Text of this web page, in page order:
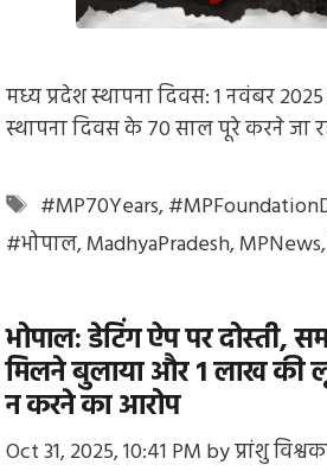
मध्य प्रदेश स्थापना दिवस: 1 नवंबर
स्थापना दिवस के 70 साल पूरे करने जा
Tags
#MP70Years,
#भोपाल,MadhyaPradesh,MPNews,
भोपाल: डेटिंग ऐप पर
मिलने बुलाया और ₹1 लाख की
न करने का आरोप
Oct 31, 2025, 10:41 PM byप्रांशु